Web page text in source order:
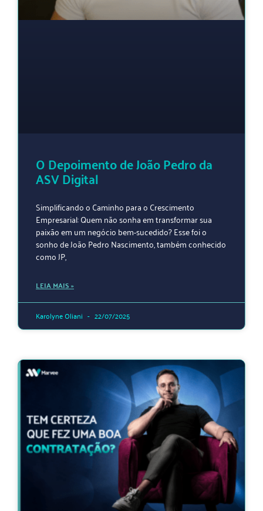
O Depoimento de João Pedro da
ASV Digital
Simplificando o Caminho para o Crescimento
Empresarial: Quem não sonha em transformar sua
paixão em um negócio bem-sucedido? Esse foi o
sonho de João Pedro Nascimento, também conhecido
como JP,
LEIA MAIS »
Karolyne Oliani 22/07/2025